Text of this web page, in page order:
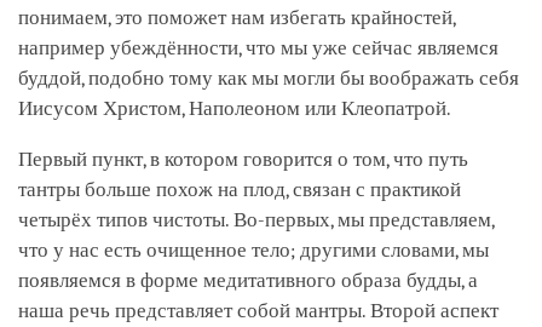
понимаем, это поможет нам избегать крайностей,
например убеждённости, что мы уже сейчас являемся
буддой, подобно тому как мы могли бы воображать себя
Иисусом Христом, Наполеоном или Клеопатрой.
Первый пункт, в котором говорится о том, что путь
тантры больше похож на плод, связан с практикой
четырёх типов чистоты. Во-первых, мы представляем,
что у нас есть очищенное тело; другими словами, мы
появляемся в форме медитативного образа будды, а
наша речь представляет собой мантры. Второй аспект